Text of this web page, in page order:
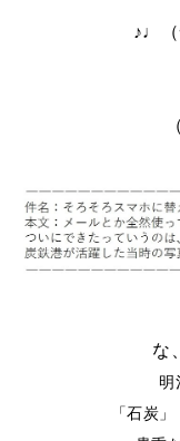
♪♩（
な
明
「石炭